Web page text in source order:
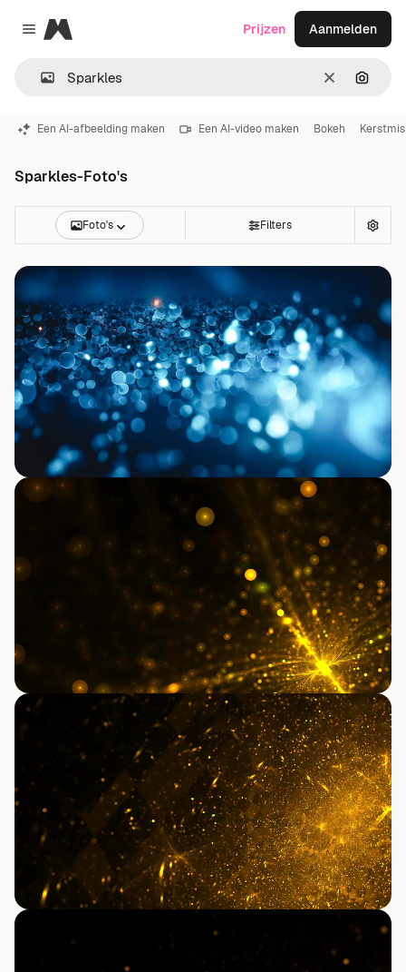
Close menu
Magnific
Wissen
Prijzen Aanmelden
Een AI-afbeelding maken Een AI-video maken Bokeh Kerstmis
Sparkles-Foto's
Foto's Filters